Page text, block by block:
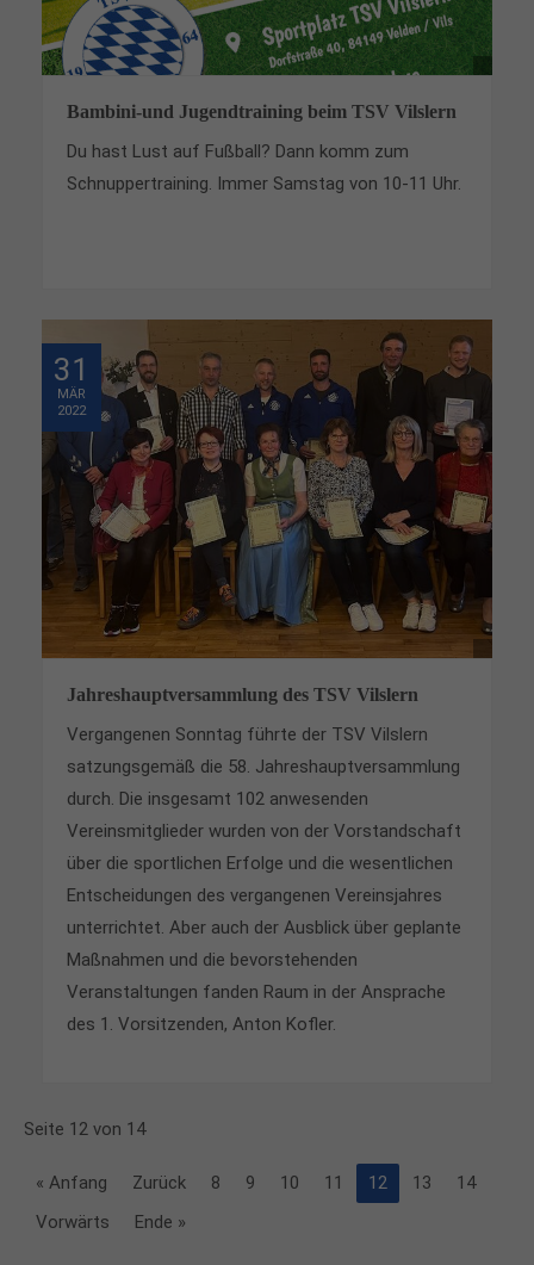
Aenean commodo ligula eget dolor. Aenean massa.
Cum sociis natoque penatibus et magnis dis
parturient montes, nascetur ridiculus mus. Donec
quam felis, ultricies nec.
Bambini-und Jugendtraining beim TSV Vilslern
Du hast Lust auf Fußball? Dann komm zum
Schnuppertraining. Immer Samstag von 10-11 Uhr.
31
MÄR
2022
Jahreshauptversammlung des TSV Vilslern
Vergangenen Sonntag führte der TSV Vilslern
satzungsgemäß die 58. Jahreshauptversammlung
durch. Die insgesamt 102 anwesenden
Vereinsmitglieder wurden von der Vorstandschaft
über die sportlichen Erfolge und die wesentlichen
Entscheidungen des vergangenen Vereinsjahres
unterrichtet. Aber auch der Ausblick über geplante
Maßnahmen und die bevorstehenden
Veranstaltungen fanden Raum in der Ansprache
des 1. Vorsitzenden, Anton Kofler.
Seite 12 von 14
« Anfang Zurück 8 9 10 11 12 13
14
Vorwärts
Ende »